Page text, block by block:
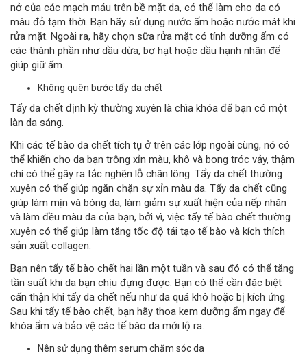
nở của các mạch máu trên bề mặt da, có thể làm cho da có
màu đỏ tạm thời. Bạn hãy sử dụng nước ấm hoặc nước mát khi
rửa mặt. Ngoài ra, hãy chọn sữa rửa mặt có tính dưỡng ẩm có
các thành phần như dầu dừa, bơ hạt hoặc dầu hạnh nhân để
giúp giữ ẩm.
Không quên bước tẩy da chết
Tẩy da chết định kỳ thường xuyên là chìa khóa để bạn có một
làn da sáng.
Khi các tế bào da chết tích tụ ở trên các lớp ngoài cùng, nó có
thể khiến cho da bạn trông xỉn màu, khô và bong tróc vảy, thậm
chí có thể gây ra tắc nghẽn lỗ chân lông. Tẩy da chết thường
xuyên có thể giúp ngăn chặn sự xỉn màu da. Tẩy da chết cũng
giúp làm mịn và bóng da, làm giảm sự xuất hiện của nếp nhăn
và làm đều màu da của bạn, bởi vì, việc tẩy tế bào chết thường
xuyên có thể giúp làm tăng tốc độ tái tạo tế bào và kích thích
sản xuất collagen.
Bạn nên tẩy tế bào chết hai lần một tuần và sau đó có thể tăng
tần suất khi da bạn chịu đựng được. Bạn có thể cần đặc biệt
cẩn thận khi tẩy da chết nếu như da quá khô hoặc bị kích ứng.
Sau khi tẩy tế bào chết, bạn hãy thoa kem dưỡng ẩm ngay để
khóa ẩm và bảo vệ các tế bào da mới lộ ra.
Nên sử dụng thêm serum chăm sóc da